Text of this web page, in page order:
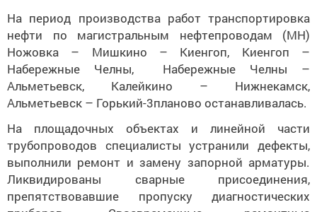
На период производства работ транспортировка
нефти по магистральным нефтепроводам (МН)
Ножовка – Мишкино – Киенгоп, Киенгоп –
Набережные Челны, Набережные Челны –
Альметьевск, Калейкино – Нижнекамск,
Альметьевск – Горький-3планово останавливалась.
На площадочных объектах и линейной части
трубопроводов специалисты устранили дефекты,
выполнили ремонт и замену запорной арматуры.
Ликвидированы сварные присоединения,
препятствовавшие пропуску диагностических